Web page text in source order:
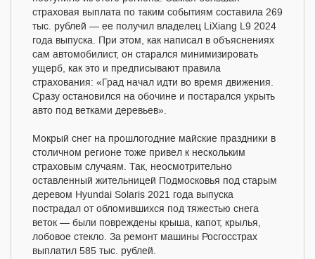
страховая выплата по таким событиям составила 269
тыс. рублей — ее получил владелец LiXiang L9 2024
года выпуска. При этом, как написал в объяснениях
сам автомобилист, он старался минимизировать
ущерб, как это и предписывают правила
страхования: «Град начал идти во время движения.
Сразу остановился на обочине и постарался укрыть
авто под ветками деревьев».
Мокрый снег на прошлогодние майские праздники в
столичном регионе тоже привел к нескольким
страховым случаям. Так, неосмотрительно
оставленный жительницей Подмосковья под старым
деревом Hyundai Solaris 2021 года выпуска
пострадал от обломившихся под тяжестью снега
веток — были повреждены крыша, капот, крылья,
лобовое стекло. За ремонт машины Росгосстрах
выплатил 585 тыс. рублей.